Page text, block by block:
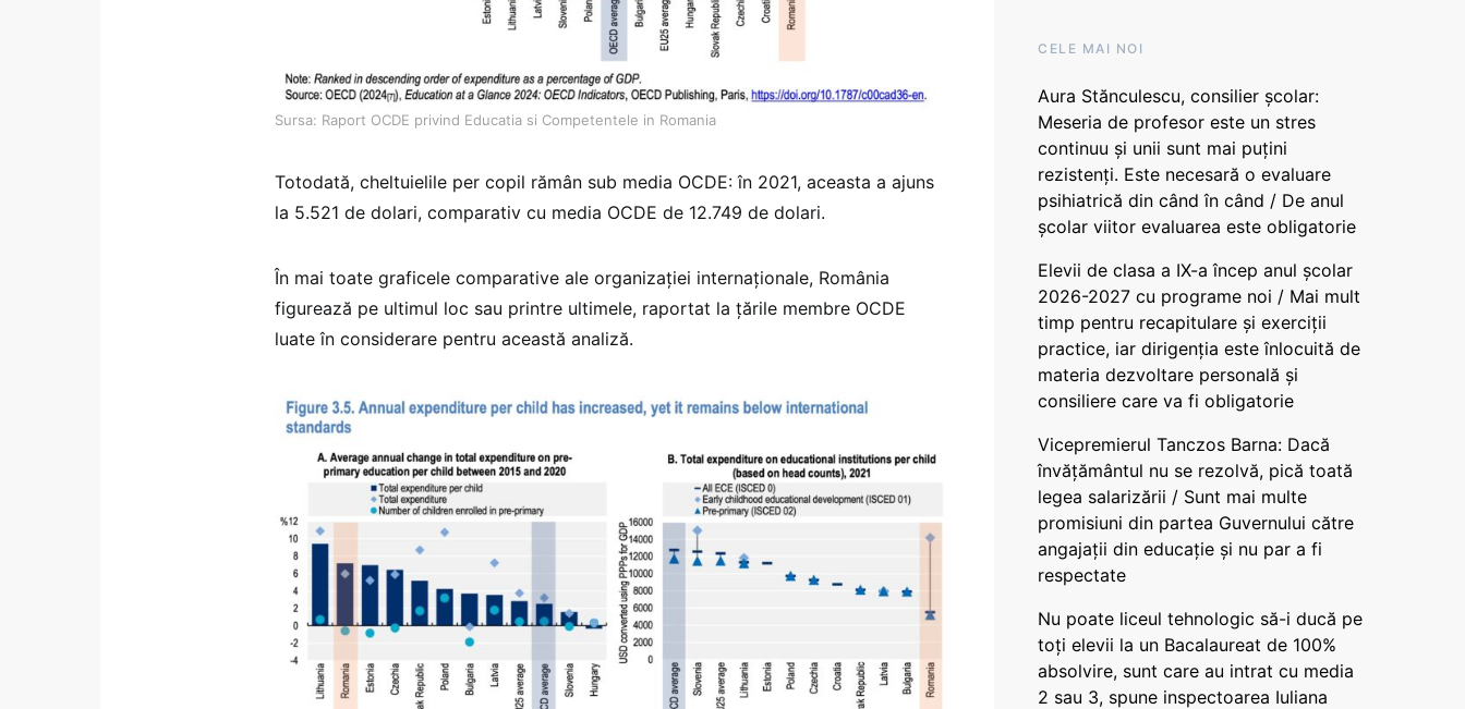
Sursa: Raport OCDE privind Educatia si Competentele in Romania
Totodată, cheltuielile per copil rămân sub media OCDE: în 2021, aceasta a ajuns
la 5.521 de dolari, comparativ cu media OCDE de 12.749 de dolari.
În mai toate graficele comparative ale organizației internaționale, România
figurează pe ultimul loc sau printre ultimele, raportat la țările membre OCDE
luate în considerare pentru această analiză.
CELE MAI NOI
Aura Stănculescu, consilier școlar:
Meseria de profesor este un stres
continuu și unii sunt mai puțini
rezistenți. Este necesară o evaluare
psihiatrică din când în când / De anul
școlar viitor evaluarea este obligatorie
Elevii de clasa a IX-a încep anul școlar
2026-2027 cu programe noi / Mai mult
timp pentru recapitulare și exerciții
practice, iar dirigenția este înlocuită de
materia dezvoltare personală și
consiliere care va fi obligatorie
Vicepremierul Tanczos Barna: Dacă
învățământul nu se rezolvă, pică toată
legea salarizării / Sunt mai multe
promisiuni din partea Guvernului către
angajații din educație și nu par a fi
respectate
Nu poate liceul tehnologic să-i ducă pe
toți elevii la un Bacalaureat de 100%
absolvire, sunt care au intrat cu media
2 sau 3, spune inspectoarea Iuliana